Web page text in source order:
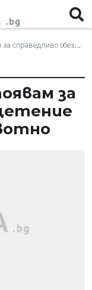
за всяко убито животно
за